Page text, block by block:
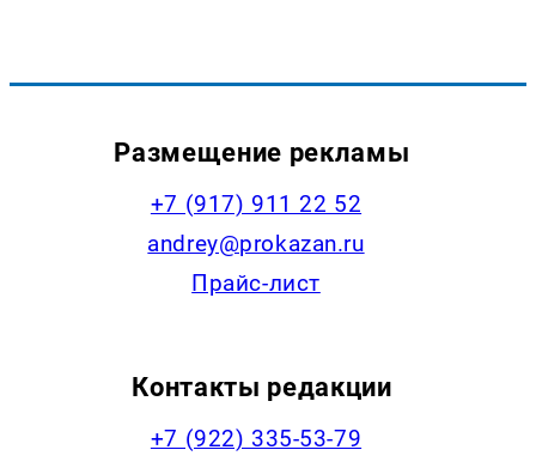
Размещение рекламы
+7 (917) 911 22 52
andrey@prokazan.ru
Прайс-лист
Контакты редакции
+7 (922) 335-53-79